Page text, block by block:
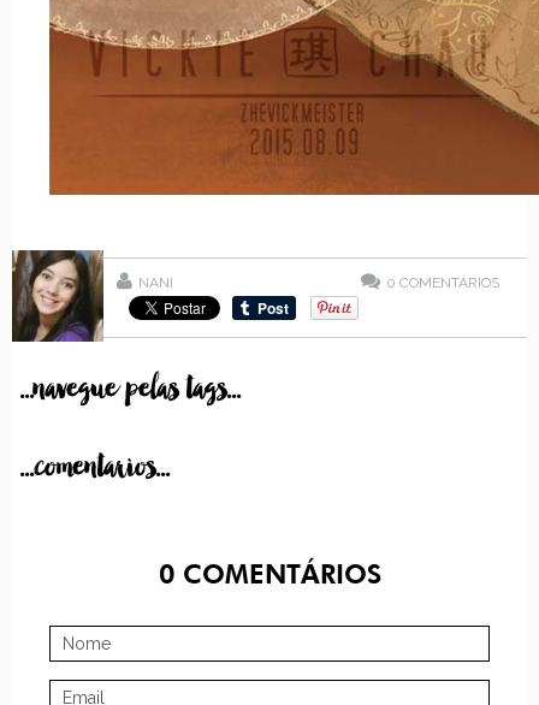
NANI 0 COMENTÁRIOS
...navegue pelas tags...
...comentarios...
0COMENTÁRIOS